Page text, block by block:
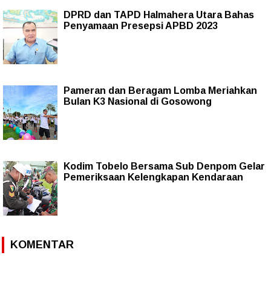
DPRD dan TAPD Halmahera Utara Bahas
Penyamaan Presepsi APBD 2023
Pameran dan Beragam Lomba Meriahkan
Bulan K3 Nasional di Gosowong
Kodim Tobelo Bersama Sub Denpom Gelar
Pemeriksaan Kelengkapan Kendaraan
KOMENTAR